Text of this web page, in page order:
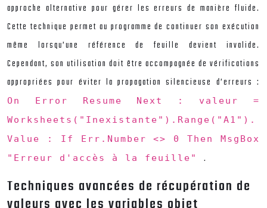
approche alternative pour gérer les erreurs de manière fluide.
Cette technique permet au programme de continuer son exécution
même lorsqu’une référence de feuille devient invalide.
Cependant, son utilisation doit être accompagnée de vérifications
appropriées pour éviter la propagation silencieuse d’erreurs :
On Error Resume Next : valeur =
Worksheets("Inexistante").Range("A1").
Value : If Err.Number <> 0 Then MsgBox
"Erreur d'accès à la feuille" .
Techniques avancées de récupération de